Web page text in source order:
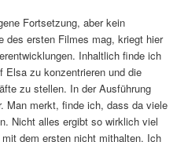
Fortsetzung, aber kein
des ersten Filmes mag, kriegt hier
Inhaltlich finde ich
Elsa zu konzentrieren und die
zu stellen. In der Ausführung
Man merkt, finde ich, dass da viele
Nicht alles ergibt so wirklich viel
dem ersten nicht mithalten. Ich